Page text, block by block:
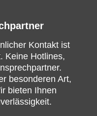
Kontakt ist
Keine Hotlines,
besonderen Art,
bieten Ihnen